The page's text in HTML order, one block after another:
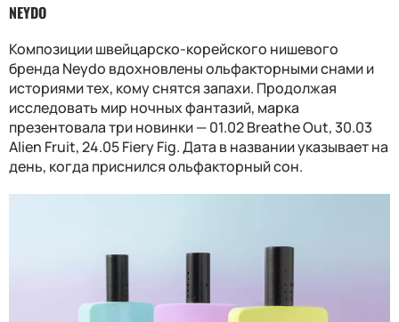
NEYDO
Композиции швейцарско-корейского нишевого
бренда Neydo вдохновлены ольфакторными снами и
историями тех, кому снятся запахи. Продолжая
исследовать мир ночных фантазий, марка
презентовала три новинки — 01.02 Breathe Out, 30.03
Alien Fruit, 24.05 Fiery Fig. Дата в названии указывает на
день, когда приснился ольфакторный сон.